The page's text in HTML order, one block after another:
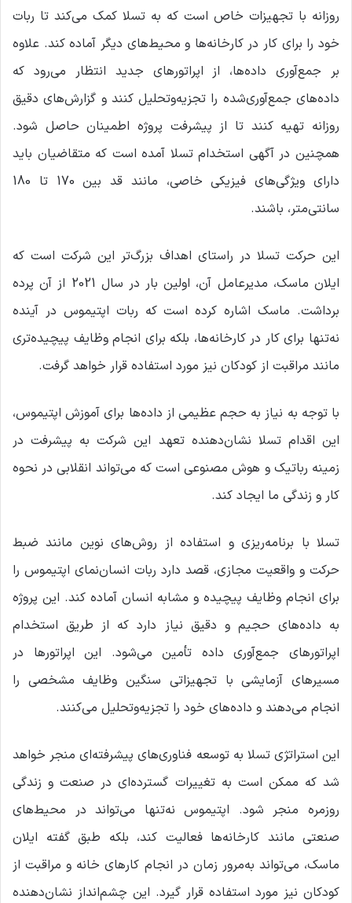
روزانه با تجهیزات خاص است که به تسلا کمک می‌کند تا ربات
خود را برای کار در کارخانه‌ها و محیط‌های دیگر آماده کند. علاوه
بر جمع‌آوری داده‌ها، از اپراتورهای جدید انتظار می‌رود که
داده‌های جمع‌آوری‌شده را تجزیه‌وتحلیل کنند و گزارش‌های دقیق
روزانه تهیه کنند تا از پیشرفت پروژه اطمینان حاصل شود.
همچنین در آگهی استخدام تسلا آمده است که متقاضیان باید
دارای ویژگی‌های فیزیکی خاصی، مانند قد بین 170 تا 180
سانتی‌متر، باشند.
این حرکت تسلا در راستای اهداف بزرگ‌تر این شرکت است که
ایلان ماسک، مدیرعامل آن، اولین بار در سال 2021 از آن پرده
برداشت. ماسک اشاره کرده است که ربات اپتیموس در آینده
نه‌تنها برای کار در کارخانه‌ها، بلکه برای انجام وظایف پیچیده‌تری
مانند مراقبت از کودکان نیز مورد استفاده قرار خواهد گرفت.
با توجه به نیاز به حجم عظیمی از داده‌ها برای آموزش اپتیموس،
این اقدام تسلا نشان‌دهنده تعهد این شرکت به پیشرفت در
زمینه رباتیک و هوش مصنوعی است که می‌تواند انقلابی در نحوه
کار و زندگی ما ایجاد کند.
تسلا با برنامه‌ریزی و استفاده از روش‌های نوین مانند ضبط
حرکت و واقعیت مجازی، قصد دارد ربات انسان‌نمای اپتیموس را
برای انجام وظایف پیچیده و مشابه انسان آماده کند. این پروژه
به داده‌های حجیم و دقیق نیاز دارد که از طریق استخدام
اپراتورهای جمع‌آوری داده تأمین می‌شود. این اپراتورها در
مسیرهای آزمایشی با تجهیزاتی سنگین وظایف مشخصی را
انجام می‌دهند و داده‌های خود را تجزیه‌وتحلیل می‌کنند.
این استراتژی تسلا به توسعه فناوری‌های پیشرفته‌ای منجر خواهد
شد که ممکن است به تغییرات گسترده‌ای در صنعت و زندگی
روزمره منجر شود. اپتیموس نه‌تنها می‌تواند در محیط‌های
صنعتی مانند کارخانه‌ها فعالیت کند، بلکه طبق گفته ایلان
ماسک، می‌تواند به‌مرور زمان در انجام کارهای خانه و مراقبت از
کودکان نیز مورد استفاده قرار گیرد. این چشم‌انداز نشان‌دهنده